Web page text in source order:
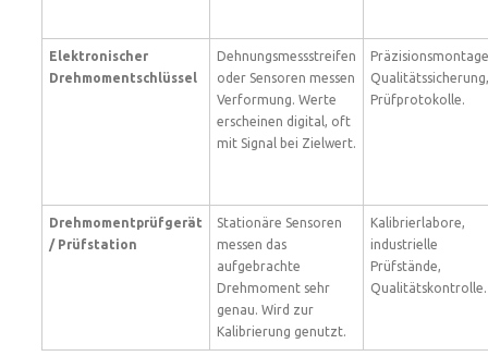
Elektronischer
Drehmomentschlüssel
Dehnungsmessstreifen
oder Sensoren messen
Verformung. Werte
erscheinen digital, oft
mit Signal bei Zielwert.
Qualitätssicherung,
Prüfprotokolle.
Drehmomentprüfgerät
/ Prüfstation
Stationäre Sensoren
messen das
aufgebrachte
Drehmoment sehr
genau. Wird zur
Kalibrierung genutzt.
Kalibrierlabore,
industrielle
Prüfstände,
Qualitätskontrolle.